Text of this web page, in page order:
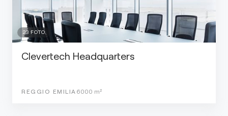
23 FOTO
Clevertech Headquarters
REGGIO EMILIA 6000 m²